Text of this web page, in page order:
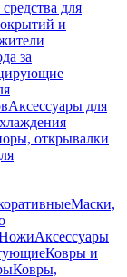
для
и
за
Аксессуары для
открывалки
Маски,
Аксессуары
Ковры и
Ковры,